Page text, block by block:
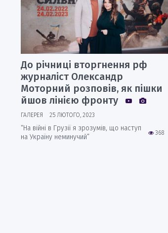
До річниці вторгнення рф
журналіст Олександр
Моторний розповів, як пішки
йшов лінією фронту
ГАЛЕРЕЯ 25 ЛЮТОГО, 2023
368
“На війні в Грузії я зрозумів, що наступ
на Україну неминучий”